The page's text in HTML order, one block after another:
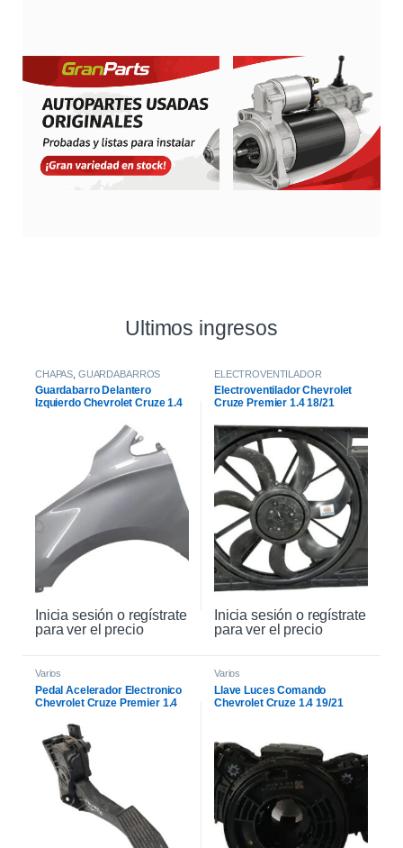
Ultimos ingresos
CHAPAS GUARDABARROS
Guardabarro Delantero
Izquierdo Chevrolet Cruze 1.4
Inicia sesión o regístrate
para ver el precio
ELECTROVENTILADOR
Electroventilador Chevrolet
Cruze Premier 1.4 18/21
Inicia sesión o regístrate
para ver el precio
Varios
Pedal Acelerador Electronico
Chevrolet Cruze Premier 1.4
Varios
Llave Luces Comando
Chevrolet Cruze 1.4 19/21